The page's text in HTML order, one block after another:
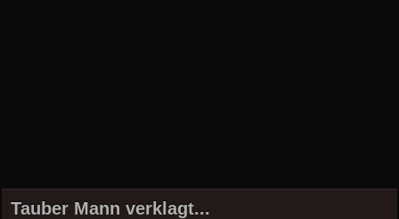
Tauber Mann verklagt...